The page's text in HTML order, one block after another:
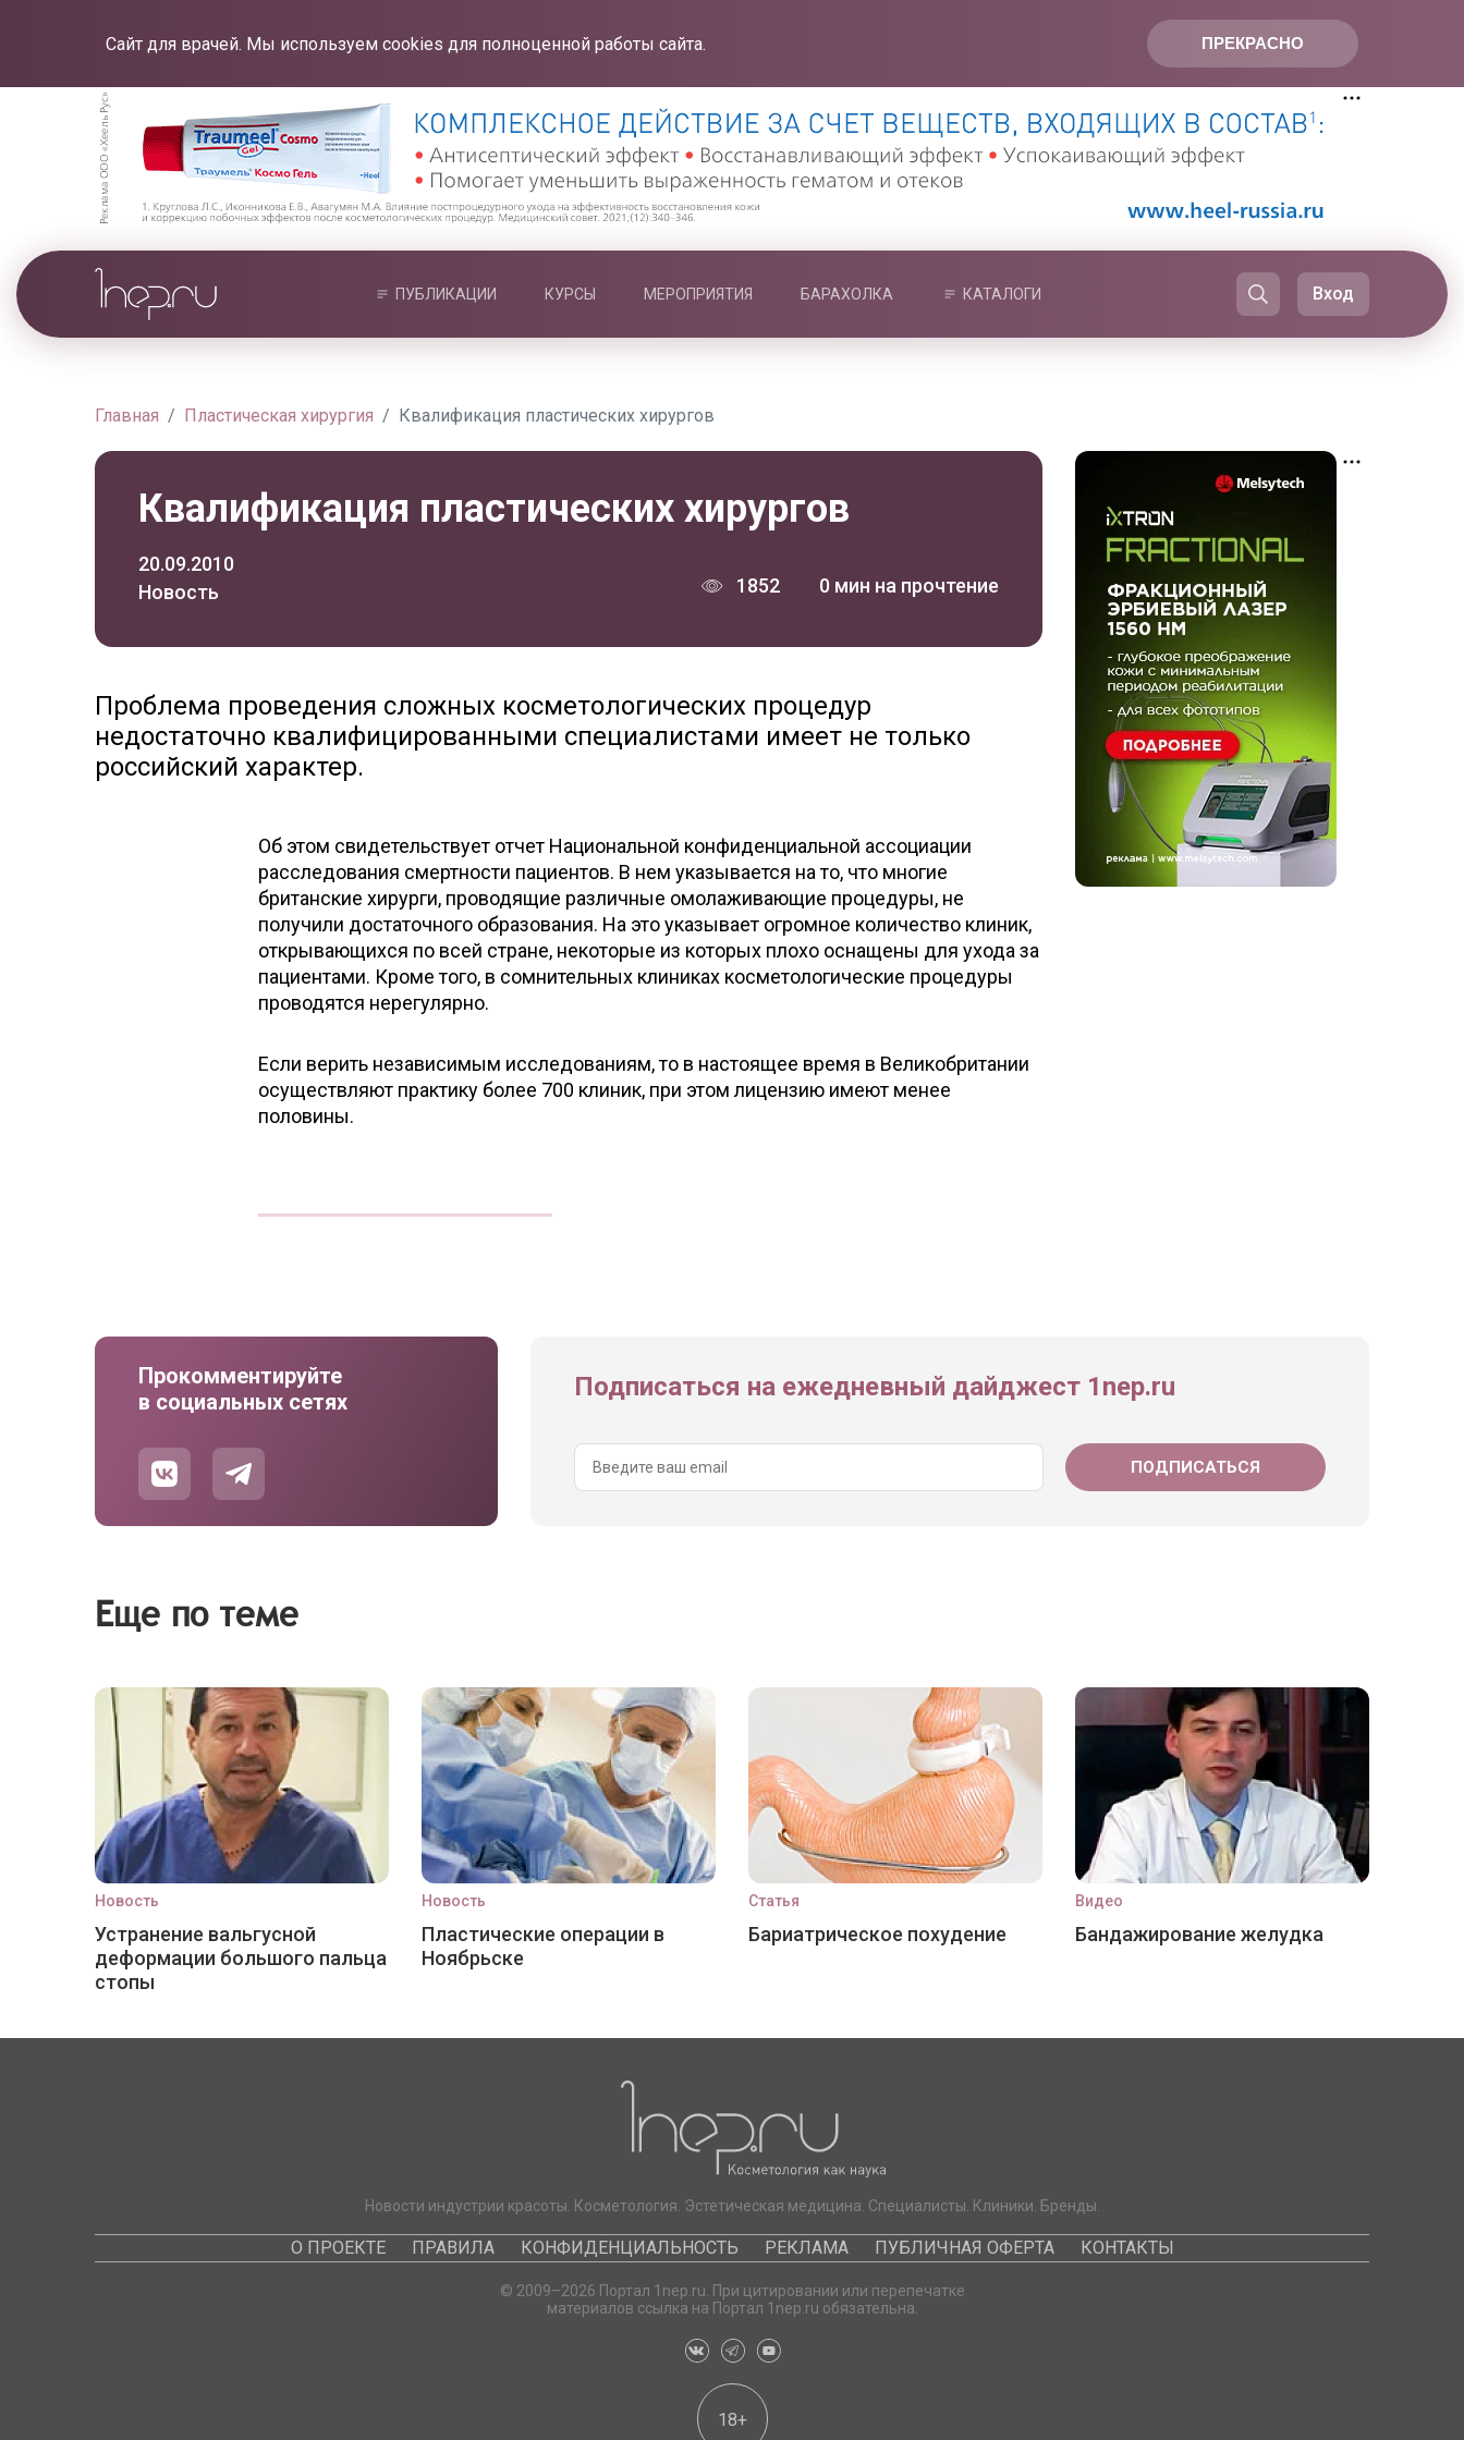
ПРЕКРАСНО
Сайт для врачей. Мы используем cookies для полноценной работы сайта.
ПУБЛИКАЦИИ КУРСЫ МЕРОПРИЯТИЯ БАРАХОЛКА КАТАЛОГИ Вход
Главная Пластическая хирургия Квалификация пластических хирургов
Квалификация пластических хирургов
20.09.2010
Новость
1852 0 мин на прочтение
Проблема проведения сложных косметологических процедур
недостаточно квалифицированными специалистами имеет не только
российский характер.
Об этом свидетельствует отчет Национальной конфиденциальной ассоциации
расследования смертности пациентов. В нем указывается на то, что многие
британские хирурги, проводящие различные омолаживающие процедуры, не
получили достаточного образования. На это указывает огромное количество клиник,
открывающихся по всей стране, некоторые из которых плохо оснащены для ухода за
пациентами. Кроме того, в сомнительных клиниках косметологические процедуры
проводятся нерегулярно.
Если верить независимым исследованиям, то в настоящее время в Великобритании
осуществляют практику более 700 клиник, при этом лицензию имеют менее
половины.
Прокомментируйте
в социальных сетях
Подписаться на ежедневный дайджест 1nep.ru
Еще по теме
Новость
Устранение вальгусной
деформации большого пальца
стопы
Новость
Пластические операции в
Ноябрьске
Статья
Бариатрическое похудение
Видео
Бандажирование желудка
Новости индустрии красоты. Косметология. Эстетическая медицина. Специалисты. Клиники. Бренды.
О ПРОЕКТЕ ПРАВИЛА КОНФИДЕНЦИАЛЬНОСТЬ РЕКЛАМА ПУБЛИЧНАЯ ОФЕРТА КОНТАКТЫ
© 2009–2026 Портал 1nep.ru. При цитировании или перепечатке
материалов ссылка на Портал 1nep.ru обязательна.
18+